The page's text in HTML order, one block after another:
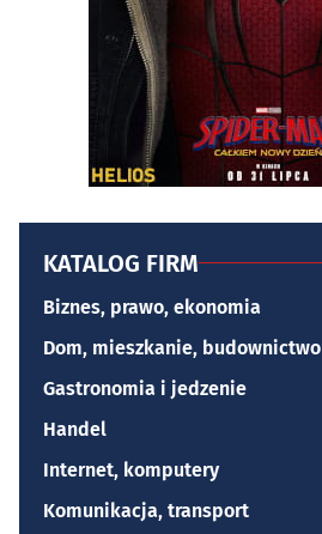
KATALOG FIRM
Biznes, prawo, ekonomia
Dom, mieszkanie, budownictwo
Gastronomia i jedzenie
Handel
Internet, komputery
Komunikacja, transport